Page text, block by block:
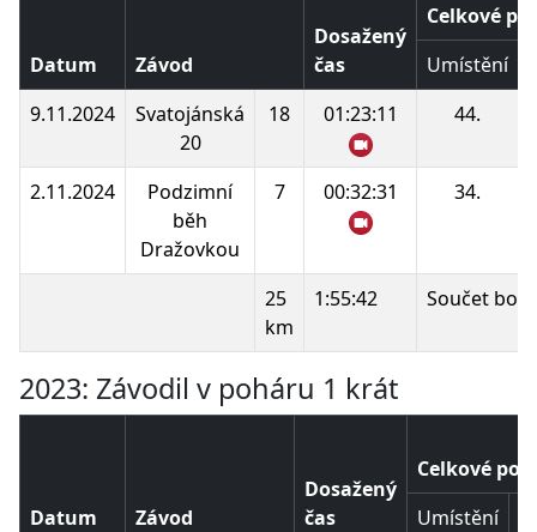
Datum Závod
Dosažený
čas
Celkové
Umístění
9.11.2024
Svatojánská
20
18 01:23:11 44.
2.11.2024
Podzimní
běh
Dražovkou
7 00:32:31 34.
25
km
1:55:42 Součet
2023: Závodil v poháru 1 krát
Datum Závod
Dosažený
čas
Celkové
Umístění